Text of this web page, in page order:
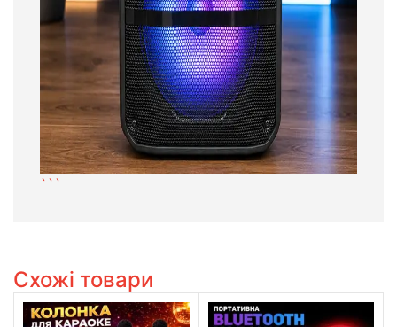
```
Схожі товари